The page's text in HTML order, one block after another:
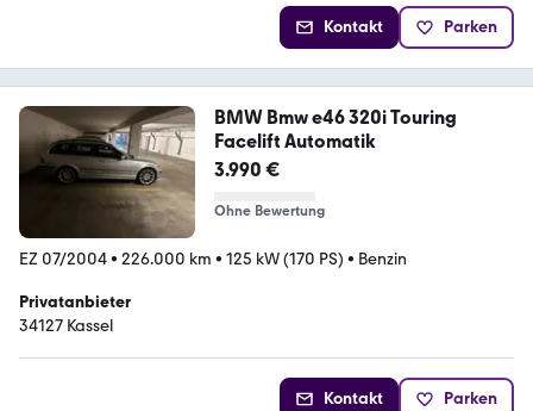
Kontakt Parken
BMW Bmw e46 320i Touring
Facelift Automatik
3.990 €
Ohne Bewertung
EZ 07/2004• 226.000 km • 125 kW (170 PS) • Benzin
Privatanbieter
34127 Kassel
Kontakt Parken